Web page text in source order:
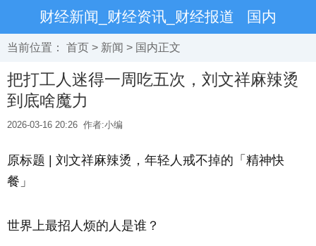
财经新闻_财经资讯_财经报道 国内
当前位置： 首页 > 新闻 > 国内正文
把打工人迷得一周吃五次，刘文祥麻辣烫
到底啥魔力
2026-03-16 20:26 作者:小编
原标题 | 刘文祥麻辣烫，年轻人戒不掉的「精神快
餐」
世界上最招人烦的人是谁？